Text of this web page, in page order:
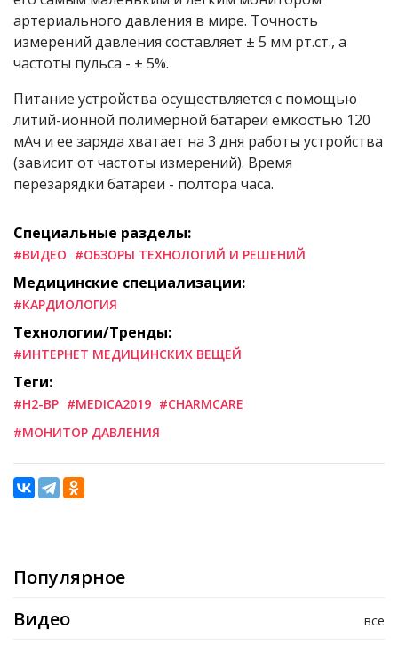
артериального давления в мире. Точность
измерений давления составляет ± 5 мм рт.ст., а
частоты пульса - ± 5%.
Питание устройства осуществляется с помощью
литий-ионной полимерной батареи емкостью 120
мАч и ее заряда хватает на 3 дня работы устройства
(зависит от частоты измерений). Время
перезарядки батареи - полтора часа.
Специальные разделы:
#ВИДЕО #ОБЗОРЫ ТЕХНОЛОГИЙ И РЕШЕНИЙ
Медицинские специализации:
#КАРДИОЛОГИЯ
Технологии/Тренды:
#ИНТЕРНЕТ МЕДИЦИНСКИХ ВЕЩЕЙ
Теги:
#H2-BP #MEDICA2019 #CHARMCARE
#МОНИТОР ДАВЛЕНИЯ
Популярное
все
Видео